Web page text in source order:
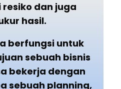
dan juga
hasil.
berfungsi untuk
sebuah bisnis
bekerja dengan
sebuah planning,